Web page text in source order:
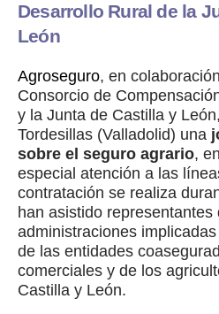
Desarrollo Rural de la
León
Agroseguro, en
Consorcio de
y la Junta de Castilla y
Tordesillas (Valladolid) una
sobre el seguro agrario,
especial atención a las
contratación se realiza
han asistido representantes
administraciones
de las entidades
comerciales y de los
Castilla y León.